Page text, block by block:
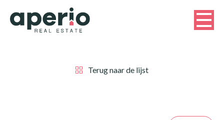
Terug naar de lijst